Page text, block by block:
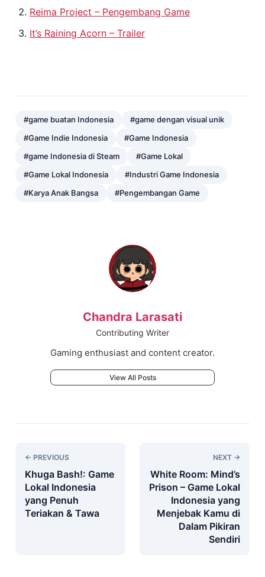
Reima Project – Pengembang Game
It’s Raining Acorn – Trailer
#game buatan Indonesia
#game dengan visual unik
#Game Indie Indonesia
#Game Indonesia
#game Indonesia di Steam
#Game Lokal
#Game Lokal Indonesia
#Industri Game Indonesia
#Karya Anak Bangsa
#Pengembangan Game
Chandra Larasati
Contributing Writer
Gaming enthusiast and content creator.
View All Posts
← PREVIOUS
Khuga Bash!: Game
Lokal Indonesia
yang Penuh
Teriakan & Tawa
NEXT →
White Room: Mind’s
Prison – Game Lokal
Indonesia yang
Menjebak Kamu di
Dalam Pikiran
Sendiri